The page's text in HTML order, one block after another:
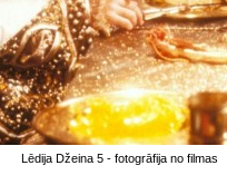
Lēdija Džeina 5 - fotogrāfija no filmas